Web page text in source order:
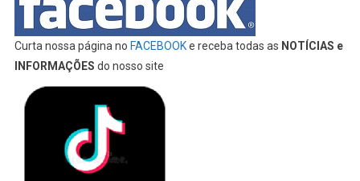
Curta nossa página no FACEBOOKe receba todas as NOTÍCIAS e
INFORMAÇÕES do nosso site